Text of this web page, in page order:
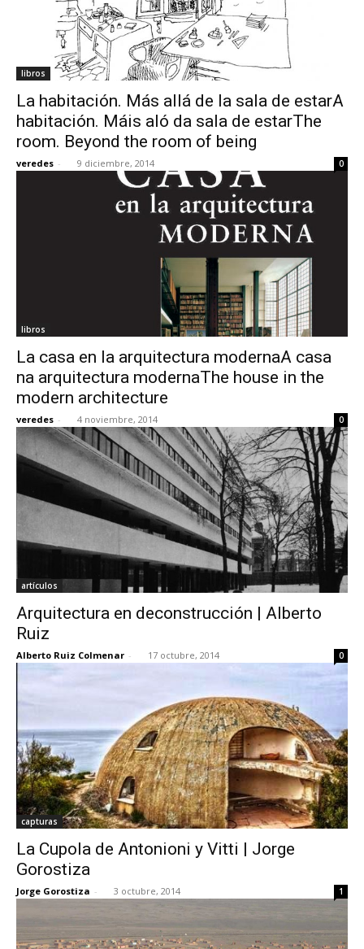
libros
La habitación. Más allá de la sala de estarA
habitación. Máis aló da sala de estarThe
room. Beyond the room of being
veredes - 9 diciembre, 2014 0
libros
La casa en la arquitectura modernaA casa
na arquitectura modernaThe house in the
modern architecture
veredes - 4 noviembre, 2014 0
artículos
Arquitectura en deconstrucción | Alberto
Ruiz
Alberto Ruiz Colmenar - 17 octubre, 2014 0
capturas
La Cupola de Antonioni y Vitti | Jorge
Gorostiza
Jorge Gorostiza - 3 octubre, 2014 1